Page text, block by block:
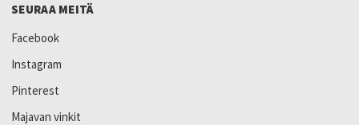
SEURAA MEITÄ
Facebook
Instagram
Pinterest
Majavan vinkit